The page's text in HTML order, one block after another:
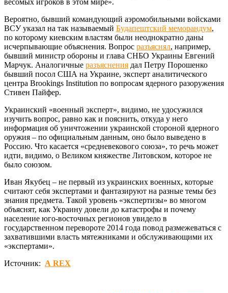
весомых игроков в этом мире».
Вероятно, бывший командующий аэромобильными войсками
ВСУ указал на так называемый Будапештский меморандум,
по которому киевским властям были неоднократно даны
исчерпывающие объяснения. Вопрос разъяснял, например,
бывший министр обороны и глава СНБО Украины Евгений
Марчук. Аналогичные разъяснения дал Петру Порошенко
бывший посол США на Украине, эксперт аналитического
центра Brookings Institution по вопросам ядерного разоружения
Стивен Пайфер.
Украинский «военный эксперт», видимо, не удосужился
изучить вопрос, равно как и пояснить, откуда у него
информация об уничтожении украинской стороной ядерного
оружия – по официальным данным, оно было выведено в
Россию. Что касается «средневекового союза», то речь может
идти, видимо, о Великом княжестве Литовском, которое не
было союзом.
Иван Якубец – не первый из украинских военных, которые
считают себя экспертами и фантазируют на разные темы без
знания предмета. Такой уровень «экспертизы» во многом
объяснят, как Украину довели до катастрофы и почему
население юго-восточных регионов увидело в
государственном перевороте 2014 года повод размежеваться с
захватившими власть мятежниками и обслуживающими их
«экспертами».
Источник: А REX